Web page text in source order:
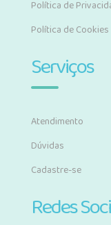
Política de
Política de Cookies
Serviços
Atendimento
Dúvidas
Cadastre-se
Redes